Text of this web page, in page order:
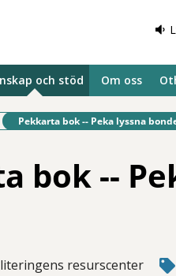
och stöd Om oss
Befintlig sida:
Pekkarta bok -- Peka lyssna
bok --
resurscenter